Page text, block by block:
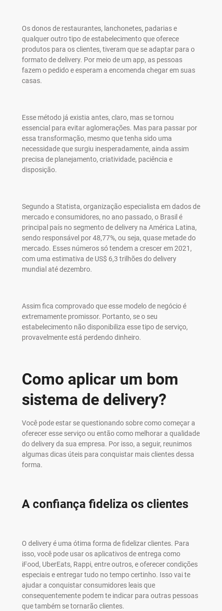
Os donos de restaurantes, lanchonetes, padarias e
qualquer outro tipo de estabelecimento que oferece
produtos para os clientes, tiveram que se adaptar para o
formato de delivery. Por meio de um app, as pessoas
fazem o pedido e esperam a encomenda chegar em suas
casas.
Esse método já existia antes, claro, mas se tornou
essencial para evitar aglomerações. Mas para passar por
essa transformação, mesmo que tenha sido uma
necessidade que surgiu inesperadamente, ainda assim
precisa de planejamento, criatividade, paciência e
disposição.
Segundo a Statista, organização especialista em dados de
mercado e consumidores, no ano passado, o Brasil é
principal país no segmento de delivery na América Latina,
sendo responsável por 48,77%, ou seja, quase metade do
mercado. Esses números só tendem a crescer em 2021,
com uma estimativa de US$ 6,3 trilhões do delivery
mundial até dezembro.
Assim fica comprovado que esse modelo de negócio é
extremamente promissor. Portanto, se o seu
estabelecimento não disponibiliza esse tipo de serviço,
provavelmente está perdendo dinheiro.
Como aplicar um bom
sistema de delivery?
Você pode estar se questionando sobre como começar a
oferecer esse serviço ou então como melhorar a qualidade
do delivery da sua empresa. Por isso, a seguir, reunimos
algumas dicas úteis para conquistar mais clientes dessa
forma.
A confiança fideliza os clientes
O delivery é uma ótima forma de fidelizar clientes. Para
isso, você pode usar os aplicativos de entrega como
iFood, UberEats, Rappi, entre outros, e oferecer condições
especiais e entregar tudo no tempo certinho. Isso vai te
ajudar a conquistar consumidores leais que
consequentemente podem te indicar para outras pessoas
que também se tornarão clientes.